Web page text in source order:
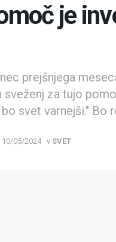
je
prejšnjega
za tujo
svet varnejši." Bo
10/05/2024 v SVET